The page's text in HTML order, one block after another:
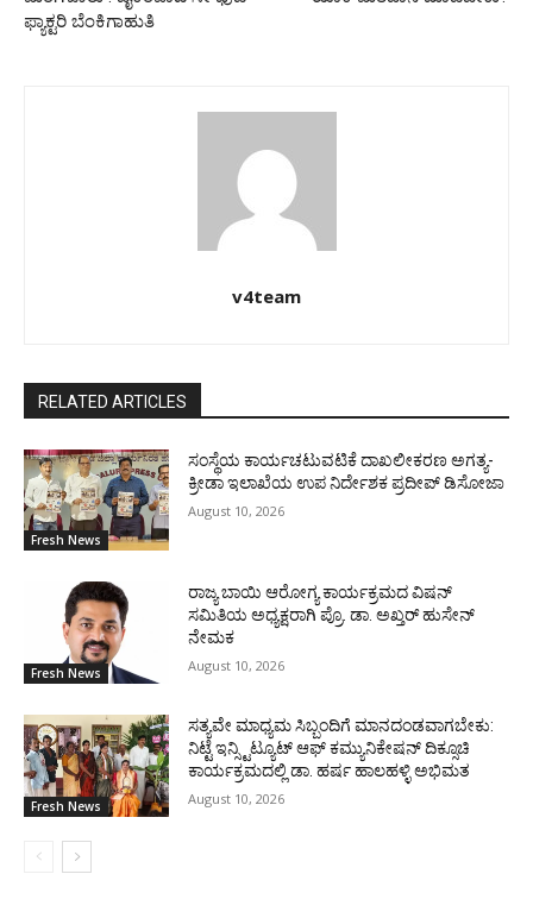
ಫ್ಯಾಕ್ಟರಿ ಬೆಂಕಿಗಾಹುತಿ
v4team
RELATED ARTICLES
Fresh News
ಸಂಸ್ಥೆಯ ಕಾರ್ಯಚಟುವಟಿಕೆ ದಾಖಲೀಕರಣ ಅಗತ್ಯ-
ಕ್ರೀಡಾ ಇಲಾಖೆಯ ಉಪ ನಿರ್ದೇಶಕ ಪ್ರದೀಪ್ ಡಿಸೋಜಾ
August 10, 2026
Fresh News
ರಾಜ್ಯ ಬಾಯಿ ಆರೋಗ್ಯ ಕಾರ್ಯಕ್ರಮದ ವಿಷನ್
ಸಮಿತಿಯ ಅಧ್ಯಕ್ಷರಾಗಿ ಪ್ರೊ. ಡಾ. ಅಖ್ತರ್ ಹುಸೇನ್
ನೇಮಕ
August 10, 2026
Fresh News
ಸತ್ಯವೇ ಮಾಧ್ಯಮ ಸಿಬ್ಬಂದಿಗೆ ಮಾನದಂಡವಾಗಬೇಕು:
ನಿಟ್ಟೆ ಇನ್ಸ್ಟಿಟ್ಯೂಟ್ ಆಫ್ ಕಮ್ಯುನಿಕೇಷನ್ ದಿಕ್ಸೂಚಿ
ಕಾರ್ಯಕ್ರಮದಲ್ಲಿ ಡಾ. ಹರ್ಷ ಹಾಲಹಳ್ಳಿ ಅಭಿಮತ
August 10, 2026